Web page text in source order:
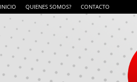
INICIO QUIENES SOMOS? CONTACTO